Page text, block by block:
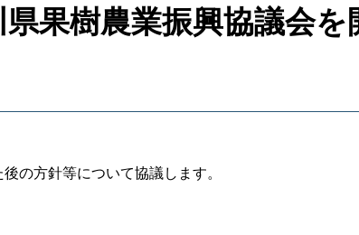
果樹農業振興協議会を
の方針等について協議します。